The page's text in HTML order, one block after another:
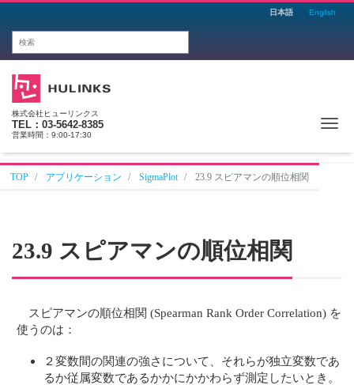
日本語 English
株式会社ヒューリンクス
TEL：03-5642-8385
営業時間：9:00-17:30
TOP アプリケーション SigmaPlot 23.9 スピアマンの順位相関
23.9 スピアマンの順位相関
スピアマンの順位相関 (Spearman Rank Order Correlation) を
使うのは：
２変数間の関連の強さについて、それらが独立変数であ
るか従属変数であるかかにかかわらず測定したいとき。